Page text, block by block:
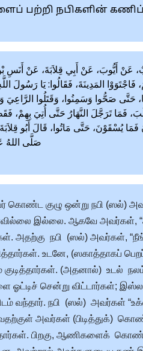
பற்றி நபிகளின்
حَدَّثَنَا وُهَيْبٌ، عَنْ أَيُّوبَ، عَنْ أَبِي
المَدِينَةَ، فَقَالُوا: يَا رَسُولَ
حَتَّى صَحُّوا وَسَمِنُوا، وَقَتَلُوا الرَّاعِيَ
فَمَا تَرَجَّلَ النَّهَارُ حَتَّى أُتِيَ بِهِمْ،
يُسْقَوْنَ، حَتَّى مَاتُوا، قَالَ أَبُو
صَلَّى اللهُ
கொண்ட குழு ஒன்று நபி (ஸல்)
இல்லை. ஆகவே அவர்கள்,
அதற்கு நபி (ஸல்) அவர்கள்,
உடனே, (ஸகாத்தாகப்
குடித்தார்கள். (அதனால்) உடல்
சென்று விட்டார்கள்;
வந்தார். நபி (ஸல்) அவர்கள்
அவர்கள் (பிடித்துக்)
பிறகு, ஆணிகளைக்